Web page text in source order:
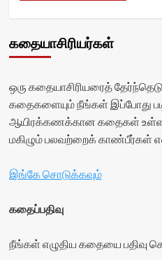
கதையாசிரியர்கள்
ஒரு கதையாசிரியரைத்
கதைகளையும் நீங்கள் இப்போது
ஆயிரக்கணக்கான கதைகள்
மகிழும் பலவற்றைக் காண்பீர்கள்
இங்கே சொடுக்கவும்
கதைப்பதிவு
நீங்கள் எழுதிய கதையை பதிவு